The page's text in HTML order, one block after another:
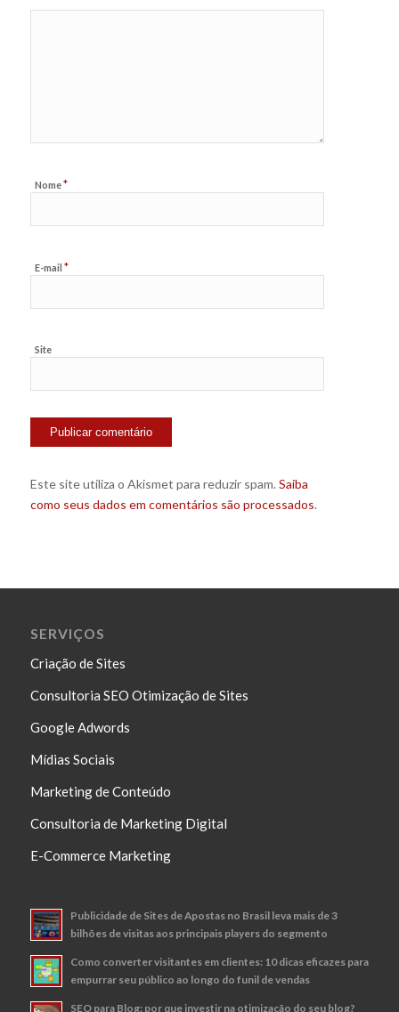
Nome*
E-mail *
Site
Este site utiliza o Akismet para reduzir spam. Saiba
como seus dados em comentários são processados.
SERVIÇOS
Criação de Sites
Consultoria SEO Otimização de Sites
Google Adwords
Mídias Sociais
Marketing de Conteúdo
Consultoria de Marketing Digital
E-Commerce Marketing
Publicidade de Sites de Apostas no Brasil leva mais de 3
bilhões de visitas aos principais players do segmento
Como converter visitantes em clientes: 10 dicas eficazes para
empurrar seu público ao longo do funil de vendas
SEO para Blog: por que investir na otimização do seu blog?